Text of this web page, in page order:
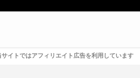
サイトではアフィリエイト広告を利用しています